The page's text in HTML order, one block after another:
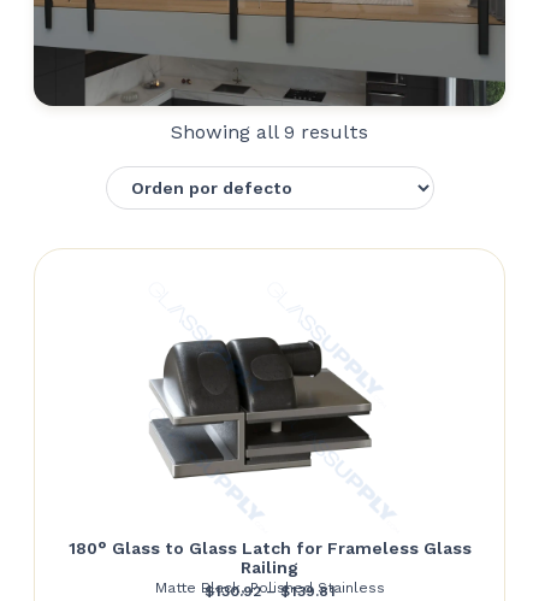
Showing all 9 results
180° Glass to Glass Latch for Frameless Glass
Railing
Matte Black, Polished Stainless
$130.92 – $139.81Price